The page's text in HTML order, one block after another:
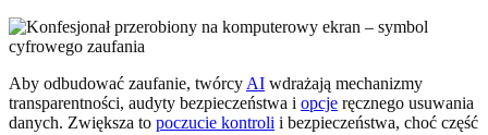
Aby odbudować zaufanie, twórcy AI wdrażają mechanizmy
transparentności, audyty bezpieczeństwa i opcje ręcznego usuwania
danych. Zwiększa to poczucie kontroli i bezpieczeństwa, choć część